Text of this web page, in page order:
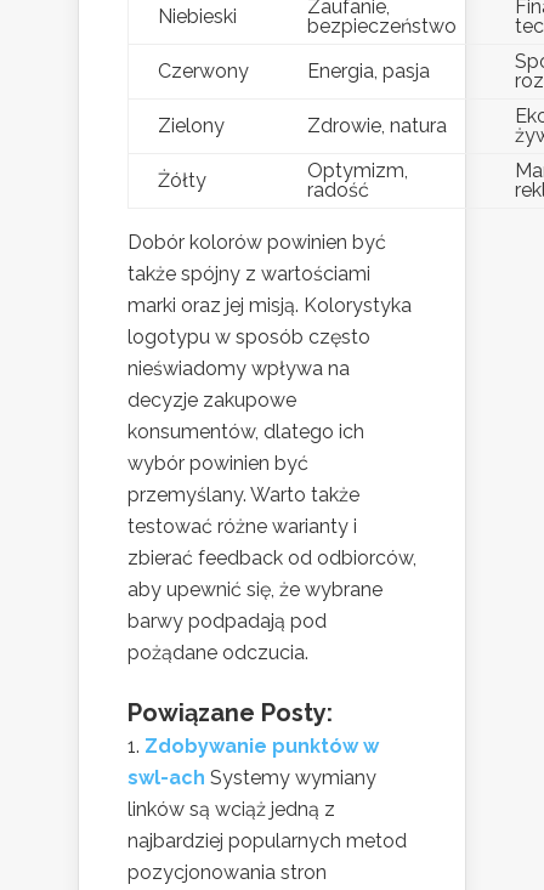
Niebieski
Zaufanie,
bezpieczeństwo
Czerwony
Energia, pasja
Zielony
Zdrowie, natura
Żółty
Optymizm,
radość
Dobór kolorów powinien być
także spójny z wartościami
marki oraz jej misją. Kolorystyka
logotypu w sposób często
nieświadomy wpływa na
decyzje zakupowe
konsumentów, dlatego ich
wybór powinien być
przemyślany. Warto także
testować różne warianty i
zbierać feedback od odbiorców,
aby upewnić się, że wybrane
barwy podpadają pod
pożądane odczucia.
Powiązane Posty:
Zdobywanie punktów w
swl-ach Systemy wymiany
linków są wciąż jedną z
najbardziej popularnych metod
pozycjonowania stron